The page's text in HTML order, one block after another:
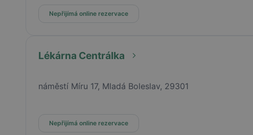
Nepřijímá online rezervace
Lékárna Centrálka
náměstí Míru 17, Mladá Boleslav, 29301
Nepřijímá online rezervace